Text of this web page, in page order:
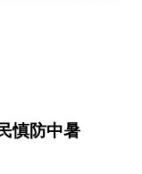
慎防中暑